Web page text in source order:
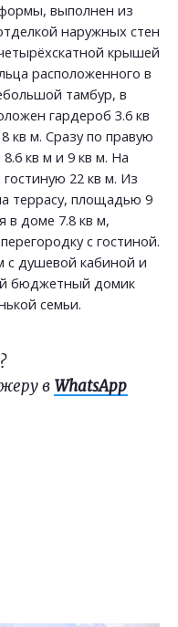
выполнен из
наружных стен
крышей
расположенного в
тамбур, в
гардероб 3.6 кв
кв м. Сразу по правую
кв м и 9 кв м. На
22 кв м. Из
террасу, площадью 9
в доме 7.8 кв м,
с гостиной.
с душевой кабиной и
бюджетный домик
семьи.
в WhatsApp